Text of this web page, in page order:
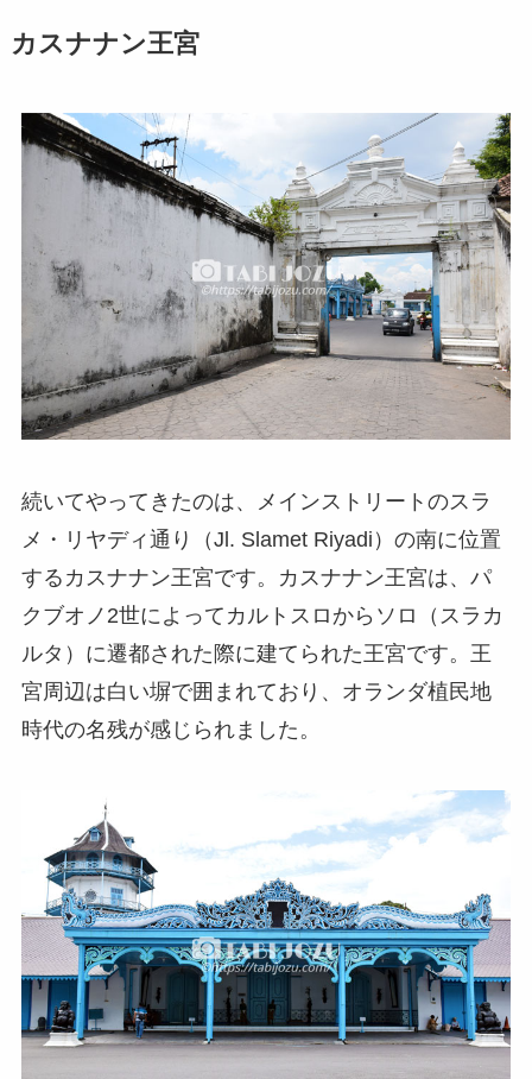
カスナナン王宮
続いてやってきたのは、メインストリートのスラ
メ・リヤディ通り（Jl. Slamet Riyadi）の南に位置
するカスナナン王宮です。カスナナン王宮は、パ
クブオノ2世によってカルトスロからソロ（スラカ
ルタ）に遷都された際に建てられた王宮です。王
宮周辺は白い塀で囲まれており、オランダ植民地
時代の名残が感じられました。